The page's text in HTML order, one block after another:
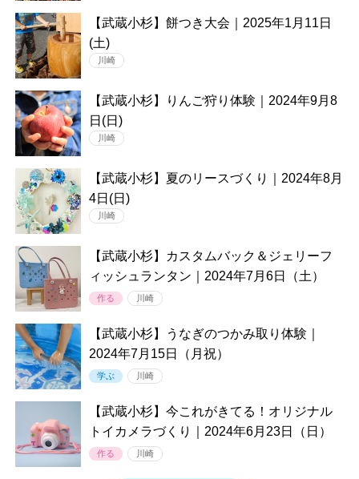
【武蔵小杉】餅つき大会｜2025年1月11日
(土)
川崎
【武蔵小杉】りんご狩り体験｜2024年9月8
日(日)
川崎
【武蔵小杉】夏のリースづくり｜2024年8月
4日(日)
川崎
【武蔵小杉】カスタムバック＆ジェリーフ
ィッシュランタン｜2024年7月6日（土）
作る 川崎
【武蔵小杉】うなぎのつかみ取り体験｜
2024年7月15日（月祝）
学ぶ 川崎
【武蔵小杉】今これがきてる！オリジナル
トイカメラづくり｜2024年6月23日（日）
作る 川崎